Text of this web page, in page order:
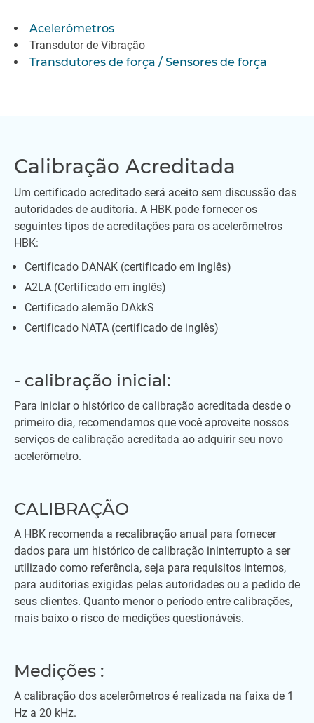
Acelerômetros
Transdutor de Vibração
Transdutores de força / Sensores de força
Calibração Acreditada
Um certificado acreditado será aceito sem discussão das
autoridades de auditoria. A HBK pode fornecer os
seguintes tipos de acreditações para os acelerômetros
HBK:
Certificado DANAK (certificado em inglês)
A2LA (Certificado em inglês)
Certificado alemão DAkkS
Certificado NATA (certificado de inglês)
- calibração inicial:
Para iniciar o histórico de calibração acreditada desde o
primeiro dia, recomendamos que você aproveite nossos
serviços de calibração acreditada ao adquirir seu novo
acelerômetro.
CALIBRAÇÃO
A HBK recomenda a recalibração anual para fornecer
dados para um histórico de calibração ininterrupto a ser
utilizado como referência, seja para requisitos internos,
para auditorias exigidas pelas autoridades ou a pedido de
seus clientes. Quanto menor o período entre calibrações,
mais baixo o risco de medições questionáveis.
Medições :
A calibração dos acelerômetros é realizada na faixa de 1
Hz a 20 kHz.